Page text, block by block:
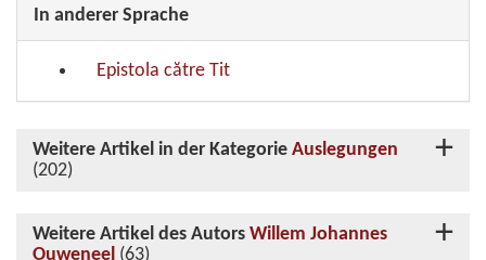
In anderer Sprache
Epistola către Tit
Weitere Artikel in der Kategorie Auslegungen
(202)
Weitere Artikel des Autors Willem Johannes
Ouweneel (63)